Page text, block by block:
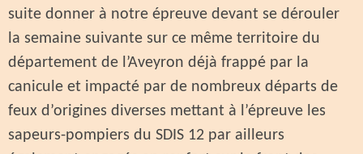
suite donner à notre épreuve devant se dérouler
la semaine suivante sur ce même territoire du
département de l’Aveyron déjà frappé par la
canicule et impacté par de nombreux départs de
feux d’origines diverses mettant à l’épreuve les
sapeurs-pompiers du SDIS 12 par ailleurs